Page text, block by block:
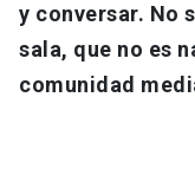
y conversar. No
sala, que no es
comunidad